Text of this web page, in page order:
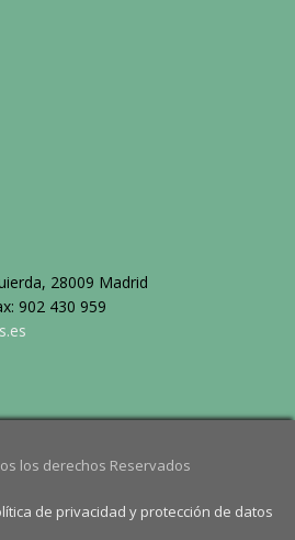
28009 Madrid
902 430 959
los derechos Reservados
de privacidad y protección de datos